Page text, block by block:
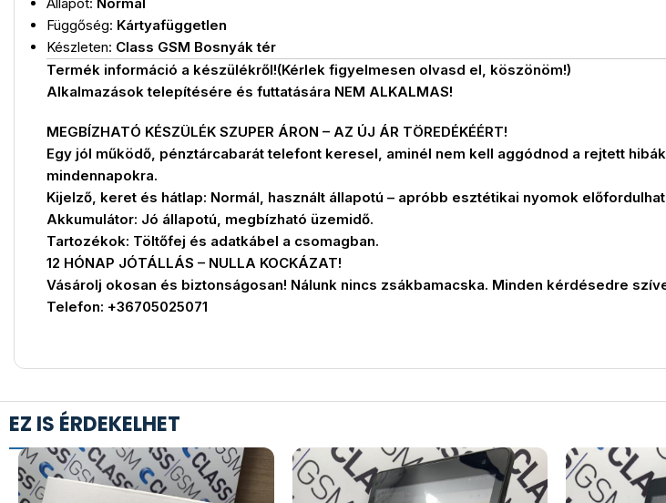
Függőség: Kártyafüggetlen
Készleten: Class GSM Bosnyák tér
Termék információ a készülékről!(Kérlek figyelmesen olvasd el, köszönöm!)
Alkalmazások telepítésére és futtatására NEM ALKALMAS!
MEGBÍZHATÓ KÉSZÜLÉK SZUPER ÁRON – AZ ÚJ ÁR TÖREDÉKÉÉRT!
Egy jól működő, pénztárcabarát telefont keresel, aminél nem kell aggódnod a rejtett
mindennapokra.
Kijelző, keret és hátlap: Normál, használt állapotú – apróbb esztétikai nyomok
Akkumulátor: Jó állapotú, megbízható üzemidő.
Tartozékok: Töltőfej és adatkábel a csomagban.
12 HÓNAP JÓTÁLLÁS – NULLA KOCKÁZAT!
Vásárolj okosan és biztonságosan! Nálunk nincs zsákbamacska. Minden kérdésedre
Telefon: +36705025071
EZ IS ÉRDEKELHET